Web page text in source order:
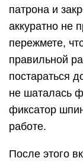
патрона и
аккуратно не
пережмете,
правильной
постараться
не шаталась
фиксатор
работе.
После этого